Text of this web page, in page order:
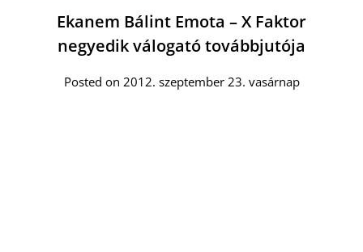
Ekanem Bálint Emota – X Faktor
negyedik válogató továbbjutója
Posted on 2012. szeptember 23. vasárnap